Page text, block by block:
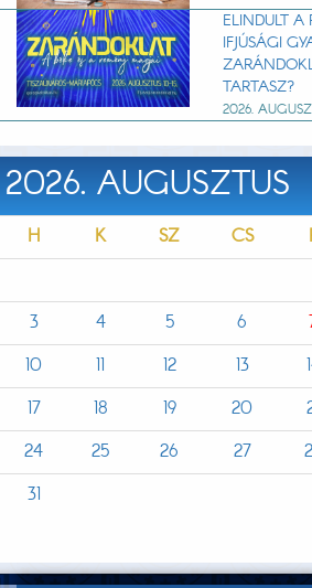
ELINDULT A
IFJÚSÁGI
TARTASZ?
2026.
2026. AUGUSZTUS
H K SZ CS
3
4 5 6
10
11 12 13
17
18 19 20
24
25 26 27
31